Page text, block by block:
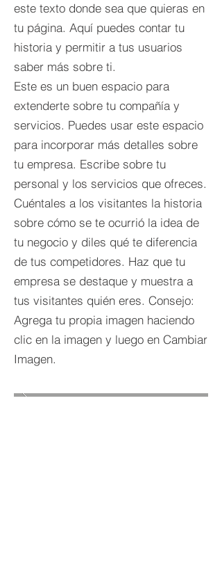
este texto donde sea que quieras en
tu página. Aquí puedes contar tu
historia y permitir a tus usuarios
saber más sobre ti.
Este es un buen espacio para
extenderte sobre tu compañía y
servicios. Puedes usar este espacio
para incorporar más detalles sobre
tu empresa. Escribe sobre tu
personal y los servicios que ofreces.
Cuéntales a los visitantes la historia
sobre cómo se te ocurrió la idea de
tu negocio y diles qué te diferencia
de tus competidores. Haz que tu
empresa se destaque y muestra a
tus visitantes quién eres. Consejo:
Agrega tu propia imagen haciendo
clic en la imagen y luego en Cambiar
Imagen.